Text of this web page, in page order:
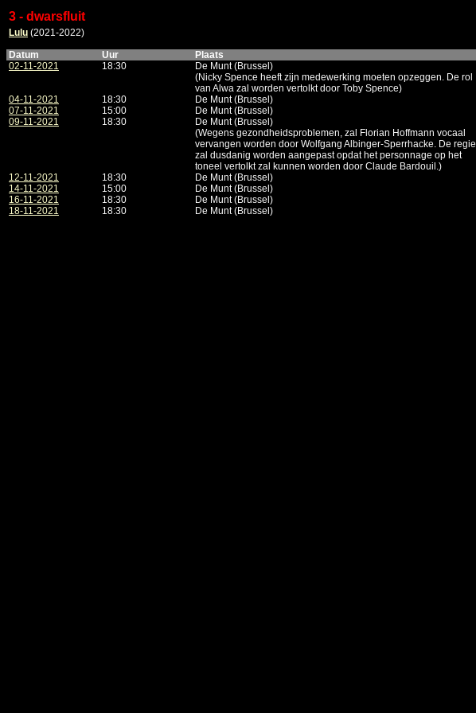
3 - dwarsfluit
Lulu (2021-2022)
Datum
Uur
Plaats
02-11-2021
18:30
De Munt (Brussel)
(Nicky Spence heeft zijn medewerking moeten opzeggen. De rol
van Alwa zal worden vertolkt door Toby Spence)
04-11-2021
18:30
De Munt (Brussel)
07-11-2021
15:00
De Munt (Brussel)
09-11-2021
18:30
De Munt (Brussel)
(Wegens gezondheidsproblemen, zal Florian Hoffmann vocaal
vervangen worden door Wolfgang Albinger-Sperrhacke. De regie
zal dusdanig worden aangepast opdat het personnage op het
toneel vertolkt zal kunnen worden door Claude Bardouil.)
12-11-2021
18:30
De Munt (Brussel)
14-11-2021
15:00
De Munt (Brussel)
16-11-2021
18:30
De Munt (Brussel)
18-11-2021
18:30 De Munt (Brussel)